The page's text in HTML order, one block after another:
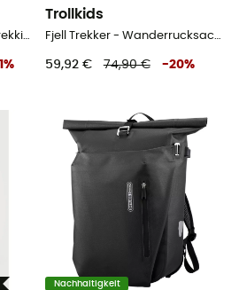
Futura Air Trek 50 + 10 - Trekkingrucksack - Herren
%
Trollkids
Fjell Trekker - Wanderrucksack - Kind
59,92 € 74,90 € -20%
Nachhaltigkeit